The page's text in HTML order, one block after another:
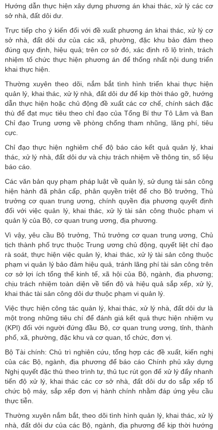
Hướng dẫn thực hiện xây dựng phương án khai thác, xử lý các cơ
sở nhà, đất dôi dư.
Trực tiếp cho ý kiến đối với đề xuất phương án khai thác, xử lý cơ
sở nhà, đất dôi dư của các xã, phường, đặc khu bảo đảm theo
đúng quy định, hiệu quả; trên cơ sở đó, xác định rõ lộ trình, trách
nhiệm tổ chức thực hiện phương án để thống nhất nội dung triển
khai thực hiện.
Thường xuyên theo dõi, nắm bắt tình hình triển khai thực hiện
quản lý, khai thác, xử lý nhà, đất dôi dư để kịp thời tháo gỡ, hướng
dẫn thực hiện hoặc chủ động đề xuất các cơ chế, chính sách đặc
thù để đạt mục tiêu theo chỉ đạo của Tổng Bí thư Tô Lâm và Ban
Chỉ đạo Trung ương về phòng chống tham nhũng, lãng phí, tiêu
cực.
Chỉ đạo thực hiện nghiêm chế độ báo cáo kết quả quản lý, khai
thác, xử lý nhà, đất dôi dư và chịu trách nhiệm về thông tin, số liệu
báo cáo.
Các văn bản quy phạm pháp luật về quản lý, sử dụng tài sản công
hiện hành đã phân cấp, phân quyền triệt để cho Bộ trưởng, Thủ
trưởng cơ quan trung ương, chính quyền địa phương quyết định
đối với việc quản lý, khai thác, xử lý tài sản công thuộc phạm vi
quản lý của Bộ, cơ quan trung ương, địa phương.
Vì vậy, yêu cầu Bộ trưởng, Thủ trưởng cơ quan trung ương, Chủ
tịch thành phố trực thuộc Trung ương chủ động, quyết liệt chỉ đạo
rà soát, thực hiện việc quản lý, khai thác, xử lý tài sản công thuộc
phạm vi quản lý bảo đảm hiệu quả, tránh lãng phí tài sản công trên
cơ sở lợi ích tổng thể kinh tế, xã hội của Bộ, ngành, địa phương;
chịu trách nhiệm toàn diện về tiến độ và hiệu quả sắp xếp, xử lý,
khai thác tài sản công dôi dư thuộc phạm vi quản lý.
Việc thực hiện công tác quản lý, khai thác, xử lý nhà, đất dôi dư là
một trong những tiêu chí để đánh giá kết quả thực hiện nhiệm vụ
(KPI) đối với người đứng đầu Bộ, cơ quan trung ương, tỉnh, thành
phố, xã, phường, đặc khu và cơ quan, tổ chức, đơn vị.
Bộ Tài chính: Chủ trì nghiên cứu, tổng hợp các đề xuất, kiến nghị
của các Bộ, ngành, địa phương để báo cáo Chính phủ xây dựng
Nghị quyết đặc thù theo trình tự, thủ tục rút gọn để xử lý đẩy nhanh
tiến độ xử lý, khai thác các cơ sở nhà, đất dôi dư do sắp xếp tổ
chức bộ máy, sắp xếp đơn vị hành chính nhằm đáp ứng yêu cầu
thực tiễn.
Thường xuyên nắm bắt, theo dõi tình hình quản lý, khai thác, xử lý
nhà, đất dôi dư của các Bộ, ngành, địa phương để kịp thời hướng